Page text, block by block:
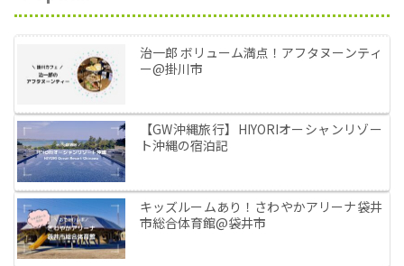
治一郎 ボリューム満点！アフタヌーンティ
ー@掛川市
【GW沖縄旅行】HIYORIオーシャンリゾー
ト沖縄の宿泊記
キッズルームあり！さわやかアリーナ袋井
市総合体育館@袋井市